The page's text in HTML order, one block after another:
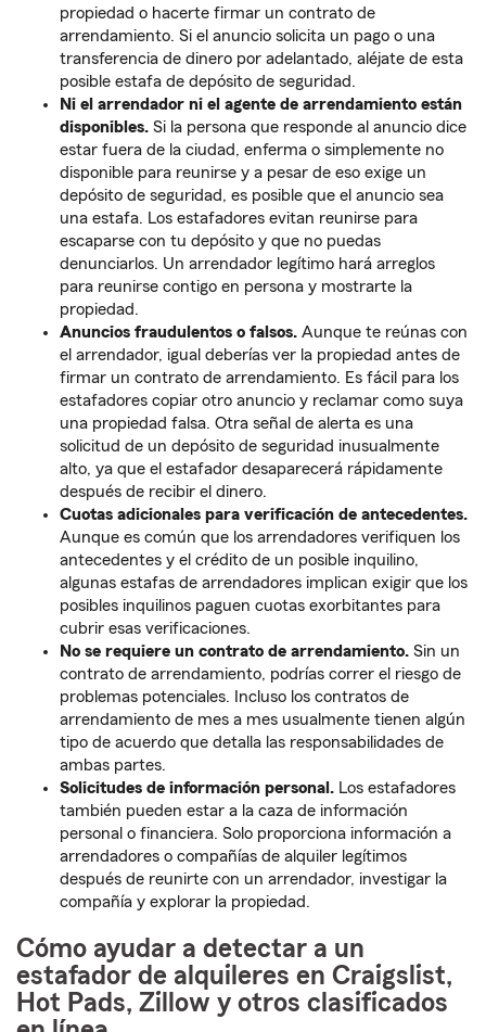
propiedad o hacerte firmar un contrato de
arrendamiento. Si el anuncio solicita un pago o una
transferencia de dinero por adelantado, aléjate de esta
posible estafa de depósito de seguridad.
Ni el arrendador ni el agente de arrendamiento están
disponibles. Si la persona que responde al anuncio dice
estar fuera de la ciudad, enferma o simplemente no
disponible para reunirse y a pesar de eso exige un
depósito de seguridad, es posible que el anuncio sea
una estafa. Los estafadores evitan reunirse para
escaparse con tu depósito y que no puedas
denunciarlos. Un arrendador legítimo hará arreglos
para reunirse contigo en persona y mostrarte la
propiedad.
Anuncios fraudulentos o falsos. Aunque te reúnas con
el arrendador, igual deberías ver la propiedad antes de
firmar un contrato de arrendamiento. Es fácil para los
estafadores copiar otro anuncio y reclamar como suya
una propiedad falsa. Otra señal de alerta es una
solicitud de un depósito de seguridad inusualmente
alto, ya que el estafador desaparecerá rápidamente
después de recibir el dinero.
Cuotas adicionales para verificación de antecedentes.
Aunque es común que los arrendadores verifiquen los
antecedentes y el crédito de un posible inquilino,
algunas estafas de arrendadores implican exigir que los
posibles inquilinos paguen cuotas exorbitantes para
cubrir esas verificaciones.
No se requiere un contrato de arrendamiento. Sin un
contrato de arrendamiento, podrías correr el riesgo de
problemas potenciales. Incluso los contratos de
arrendamiento de mes a mes usualmente tienen algún
tipo de acuerdo que detalla las responsabilidades de
ambas partes.
Solicitudes de información personal. Los estafadores
también pueden estar a la caza de información
personal o financiera. Solo proporciona información a
arrendadores o compañías de alquiler legítimos
después de reunirte con un arrendador, investigar la
compañía y explorar la propiedad.
Cómo ayudar a detectar a un
estafador de alquileres en Craigslist,
Hot Pads, Zillow y otros clasificados